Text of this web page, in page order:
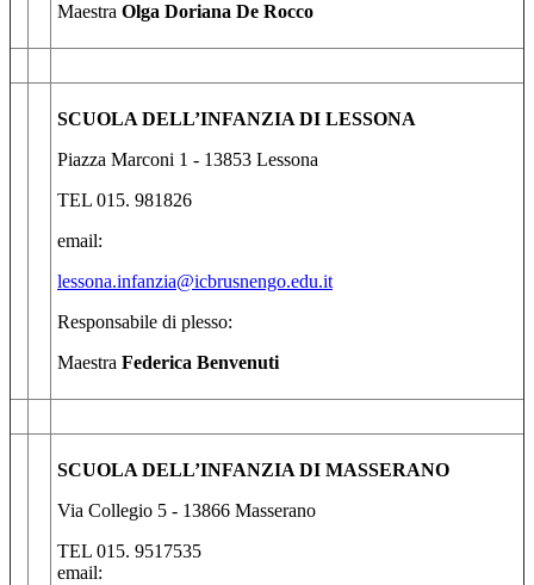
Maestra Olga Doriana De Rocco
SCUOLA DELL’INFANZIA DI LESSONA
Piazza Marconi 1 - 13853 Lessona
TEL 015. 981826
email:
lessona.infanzia@icbrusnengo.edu.it
Responsabile di plesso:
Maestra Federica Benvenuti
SCUOLA DELL’INFANZIA DI MASSERANO
Via Collegio 5 - 13866 Masserano
TEL 015. 9517535
email: